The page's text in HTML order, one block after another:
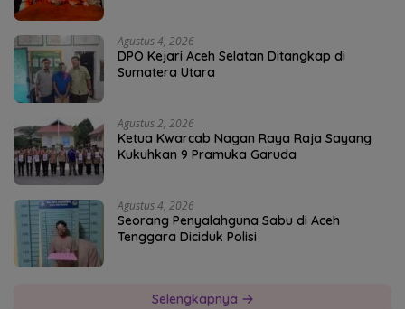
Agustus 4, 2026
DPO Kejari Aceh Selatan Ditangkap di
Sumatera Utara
Agustus 2, 2026
Ketua Kwarcab Nagan Raya Raja Sayang
Kukuhkan 9 Pramuka Garuda
Agustus 4, 2026
Seorang Penyalahguna Sabu di Aceh
Tenggara Diciduk Polisi
Selengkapnya